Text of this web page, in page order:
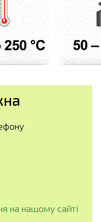
на нашому сайті